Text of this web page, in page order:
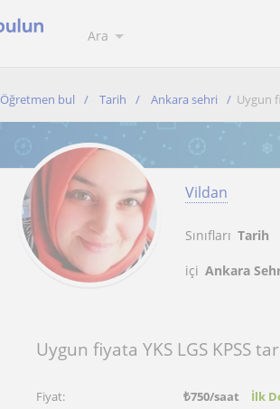
Ara
Öğretmen bul Tarih Ankara sehri Uygun
Vildan
Sınıfları Tarih
içi Ankara
Uygun fiyata YKS LGS KPSS
Fiyat: ₺750/saat İlk